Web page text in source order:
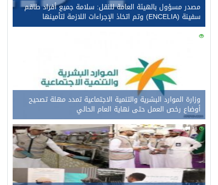
مصدر مسؤول بالهيئة العامة للنقل: سلامة جميع أفراد طاقم
سفينة (ENCELIA) وتم اتخاذ الإجراءات اللازمة لتأمينها
96
وزارة الموارد البشرية والتنمية الاجتماعية تمدد مهلة تصحيح
أوضاع رخص العمل حتى نهاية العام الحالي
76
0